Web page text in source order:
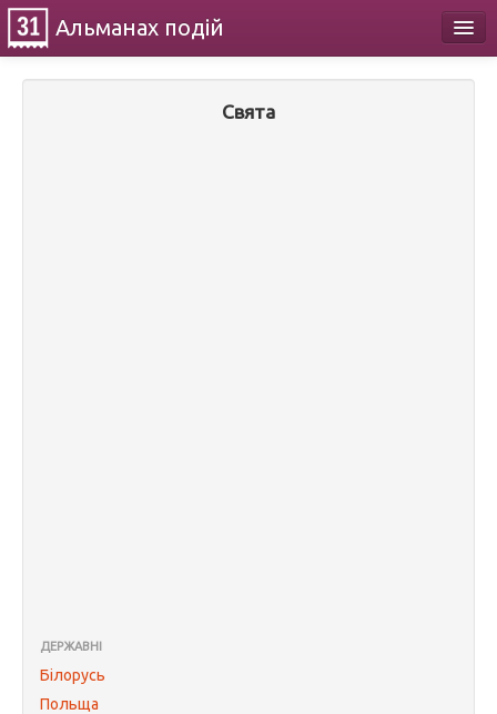
Альманах подій
Свята
ДЕРЖАВНІ
Білорусь
Польща